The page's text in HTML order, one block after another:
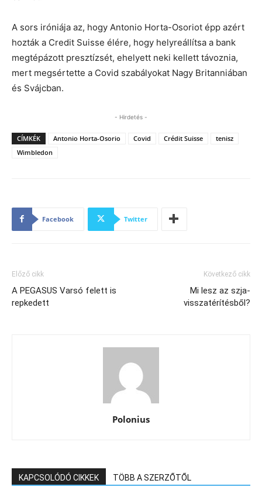
A sors iróniája az, hogy Antonio Horta-Osoriot épp azért
hozták a Credit Suisse élére, hogy helyreállítsa a bank
megtépázott presztízsét, ehelyett neki kellett távoznia,
mert megsértette a Covid szabályokat Nagy Britanniában
és Svájcban.
- Hirdetés -
CÍMKÉK Antonio Horta-Osorio Covid Crédit Suisse
tenisz
Wimbledon
Facebook Twitter
Előző cikk
A PEGASUS Varsó felett is
repkedett
Következő cikk
Mi lesz az szja-
visszatérítésből?
Polonius
KAPCSOLÓDÓ CIKKEK TÖBB A SZERZŐTŐL